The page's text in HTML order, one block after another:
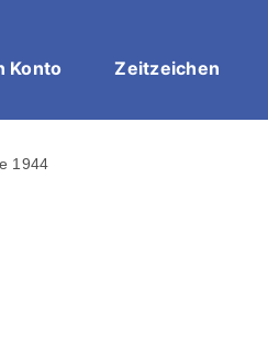
Konto Zeitzeichen
1944